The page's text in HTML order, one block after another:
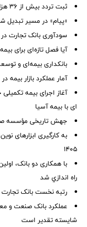
ثبت تردد بیش از ۳۶ هزار زائر اربعین از مرز شلمچه در یکم مرداد
«پیام» در مسیر تبدیل
سودآوری بانک تجارت
آیا فصل تازه‌ای برای
بانکداری بیمه‌ای و
آمار عملكرد بازار بیمه در سه
ای با بیمه آسیا
جهش تاریخی مؤسسه
به کارگیری ابزارهای
۱۴۰۵
با همکاری دو بانک،
راه اندازي شد
رتبه نخست بانک تجارت
عملکرد بانک صنعت و
شایسته تقدیر است